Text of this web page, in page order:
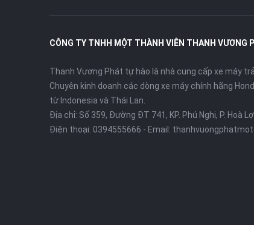
CÔNG TY TNHH MỘT THÀNH VIÊN THANH VƯƠNG
Thanh Vương Phát tự hào là nhà cung cấp xe máy
Chuyên kinh doanh các dòng xe máy chính hãng
từ Indonesia và Thái Lan.
Địa chỉ: Số 359, Đường ĐT 741, KP. Phú Nghị, P. Hoà
Điện thoại: 0394555666 - Email: